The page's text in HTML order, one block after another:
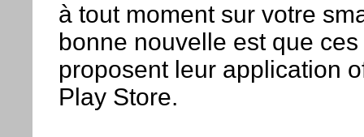
à tout moment sur votre
bonne nouvelle est que
proposent leur application
Play Store.